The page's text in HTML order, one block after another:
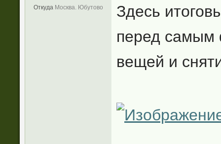
Откуда Москва. Юбутово
Здесь
перед
вещей и